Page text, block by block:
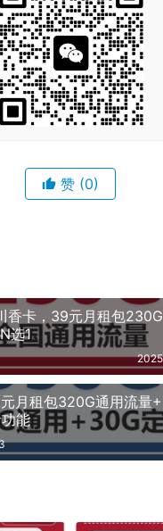
赞 (0)
香卡，39元月租包
选1
月租包320G通用流量
能